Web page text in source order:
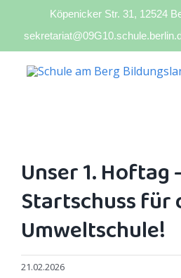
Köpenicker Str. 31, 12524
Inhalt
Unser 1. Hoftag
Startschuss für
Umweltschule!
21.02.2026